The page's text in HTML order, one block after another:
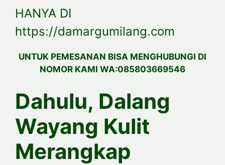
HANYA DI
https://damargumilang.com
UNTUK PEMESANAN BISA MENGHUBUNGI DI
NOMOR KAMI WA:085803669546
Dahulu, Dalang
Wayang Kulit
Merangkap